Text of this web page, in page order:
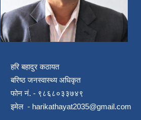
हरि बहादुर कठायत
बरिष्ठ जनस्वास्थ्य अधिकृत
फोन नं. - ९८६८०३३७४९
इमेल - harikathayat2035@gmail.com